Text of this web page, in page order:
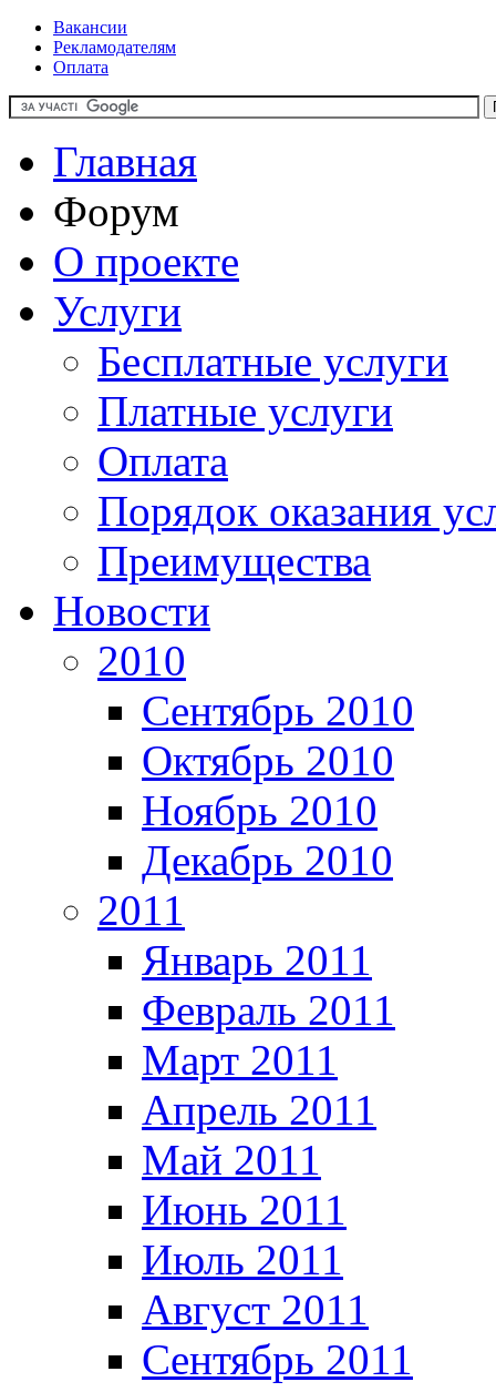
Вакансии
Рекламодателям
Оплата
Главная
Форум
О проекте
Услуги
Бесплатные услуги
Платные услуги
Оплата
Порядок оказания
Преимущества
Новости
2010
Сентябрь 2010
Октябрь 2010
Ноябрь 2010
Декабрь 2010
2011
Январь 2011
Февраль 2011
Март 2011
Апрель 2011
Май 2011
Июнь 2011
Июль 2011
Август 2011
Сентябрь 2011